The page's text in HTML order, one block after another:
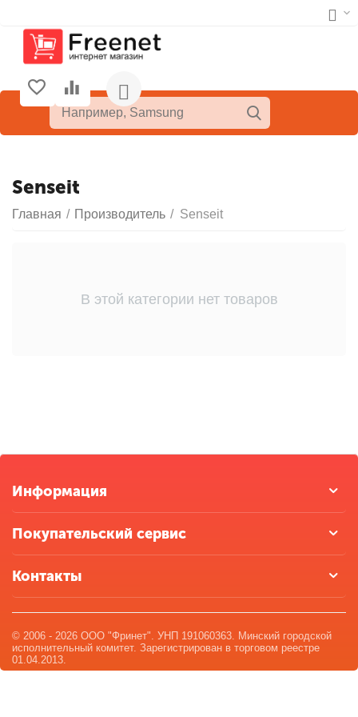
Senseit
Главная / Производитель / Senseit
В этой категории нет товаров
Информация
Покупательский сервис
Контакты
© 2006 - 2026 ООО "Фринет". УНП 191060363. Минский городской
исполнительный комитет. Зарегистрирован в торговом реестре
01.04.2013.